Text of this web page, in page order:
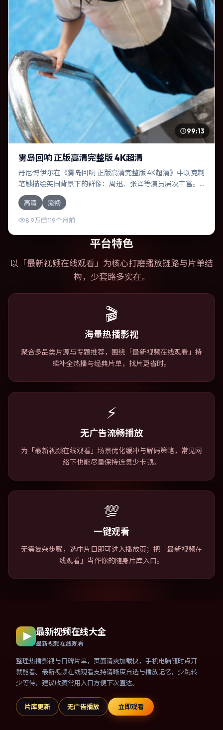
99:13
雾岛回响 正版高清完整版 4K超清
丹尼·博伊尔在《雾岛回响 正版高清完整版 4K超清》中以克制
笔触描绘英国背景下的群像：周迅、张译等演员层次丰富。
作为一部奇幻作品，故事从日常裂缝切入，逐步推向不可逆
转的结局；视听语言统一，情感落点克制有力。
高清 流畅
8.9万 119个月前
平台特色
以「最新视频在线观看 」为核心打磨播放链路与片单结
构，少套路多实在。
🎬
海量热播影视
聚合多品类片源与专题推荐，围绕「最新视频在线观看」持
续补全热播与经典片单，找片更省时。
⚡
无广告流畅播放
为「最新视频在线观看」场景优化缓冲与解码策略，常见网
络下也能尽量保持连贯少卡顿。
💯
一键观看
无需复杂步骤，选中片目即可进入播放页；把「最新视频在
线观看」当作你的随身片库入口。
最新视频在线大全
最新视频在线观看
整理热播影视与口碑片单，页面清爽加载快，手机电脑随时点开
就能看。最新视频在线观看支持清晰度自选与播放记忆，少跳转
少等待，建议收藏常用入口方便下次直达。
片库更新 无广告播放 立即观看